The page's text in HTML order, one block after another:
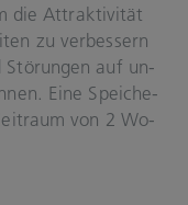
die At­trak­ti­vi­tät
zu ver­bes­sern
Stö­run­gen auf un­
Eine Spei­che­
von 2 Wo­